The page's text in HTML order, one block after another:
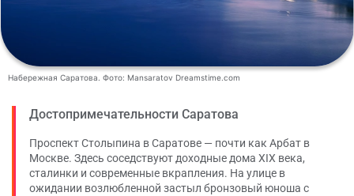
Набережная Саратова. Фото: Mansaratov Dreamstime.com
Достопримечательности Саратова
Проспект Столыпина в Саратове — почти как Арбат в
Москве. Здесь соседствуют доходные дома XIX века,
сталинки и современные вкрапления. На улице в
ожидании возлюбленной застыл бронзовый юноша с